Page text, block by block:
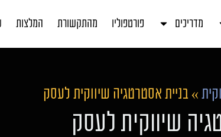
מדריכים פורטפוליו מהתקשורת המלצות
» בניית אסטרטגיה שיווקית לעסק
שיווקית לעסק